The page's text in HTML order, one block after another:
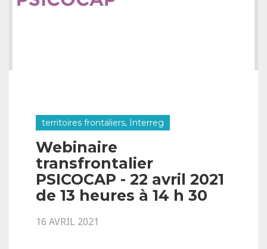
territoires frontaliers, Interreg
Webinaire
transfrontalier
PSICOCAP - 22 avril 2021
de 13 heures à 14 h 30
16 AVRIL 2021